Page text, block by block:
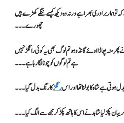
ہمار برادری بھرا ہے ورنہ وہ دیکھ کیسے ننگے کھڑے ہیں
چھورے۔۔۔
منہ پھاڑا اوئے گانڈو ہو تم لوگ بھی یہ کوئی رانگڑ نہیں
ہے تم لوگوں کو چونا لگا رہا ہے۔۔۔
ہوتی ہے شاہ کا بولنا تھا اور اسرنگڑکا رنگ بدل گیا۔۔۔
پکڑ لیا شاہد نے اس کا ہاتھ پکڑ کر مجھ سے الگ کیا۔۔۔